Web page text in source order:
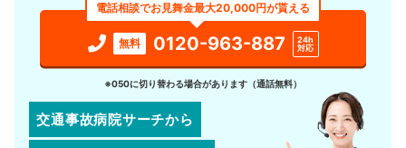
電話相談でお見舞金最大20,000円が貰える
無料 0120-963-887
24h
対応
※050に切り替わる場合があります（通話無料）
交通事故病院サーチから